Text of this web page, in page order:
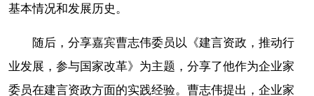
基本情况和发展历史。
随后，分享嘉宾曹志伟委员以《建言资政，推动行
业发展，参与国家改革》为主题，分享了他作为企业家
委员在建言资政方面的实践经验。曹志伟提出，企业家